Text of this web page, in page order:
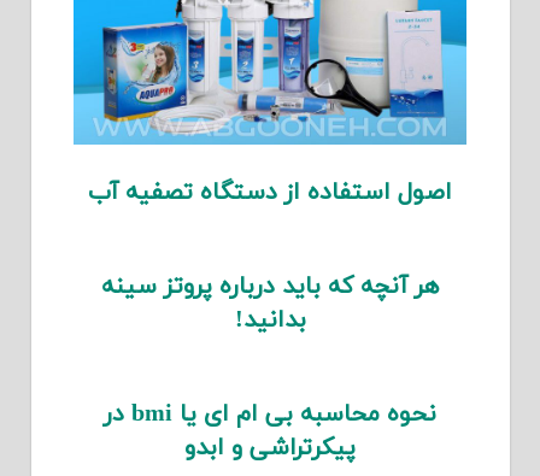
اصول استفاده از دستگاه تصفیه آب
هر آنچه که باید درباره پروتز سینه
بدانید!
نحوه محاسبه بی ام ای یا bmi در
پیکرتراشی و ابدو